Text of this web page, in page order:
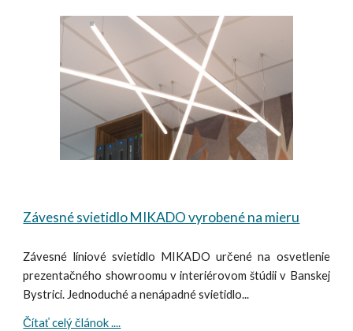
Závesné svietidlo MIKADO vyrobené na mieru
Závesné líniové svietidlo MIKADO určené na osvetlenie
prezentačného showroomu v interiérovom štúdii v Banskej
Bystrici. Jednoduché a nenápadné svietidlo...
Čítať celý článok ....